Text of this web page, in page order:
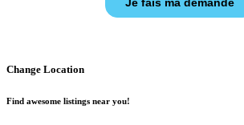
Change Location
Find awesome listings near you!